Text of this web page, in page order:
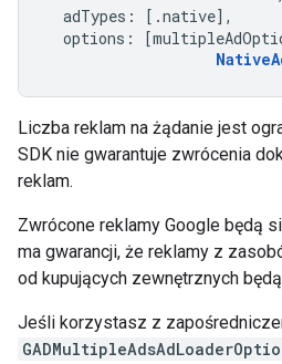
adTypes : [.native],
options : [
Liczba reklam na żądanie jest
SDK nie gwarantuje zwrócenia
reklam.
Zwrócone reklamy Google będą
ma gwarancji, że reklamy z
od kupujących zewnętrznych
Jeśli korzystasz z